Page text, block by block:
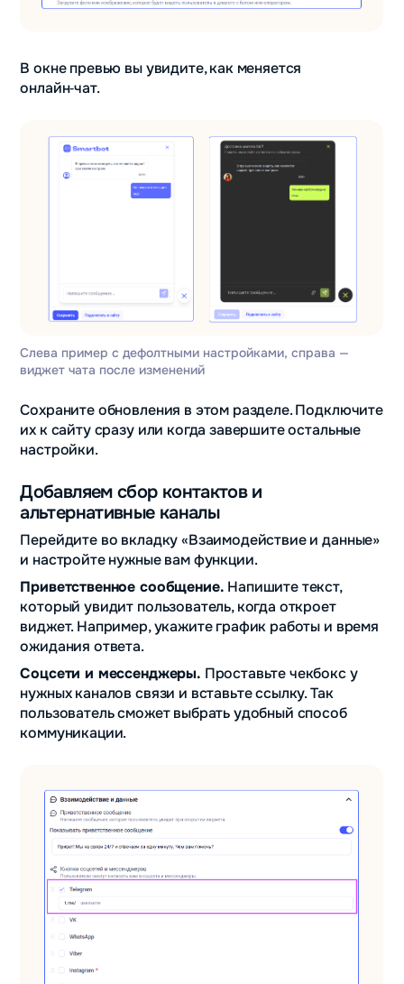
В окне превью вы увидите, как меняется
онлайн‑чат.
Слева пример с дефолтными настройками, справа —
виджет чата после изменений
Сохраните обновления в этом разделе. Подключите
их к сайту сразу или когда завершите остальные
настройки.
Добавляем сбор контактов и
альтернативные каналы
Перейдите во вкладку «Взаимодействие и данные»
и настройте нужные вам функции.
Приветственное сообщение. Напишите текст,
который увидит пользователь, когда откроет
виджет. Например, укажите график работы и время
ожидания ответа.
Соцсети и мессенджеры. Проставьте чекбокс у
нужных каналов связи и вставьте ссылку. Так
пользователь сможет выбрать удобный способ
коммуникации.